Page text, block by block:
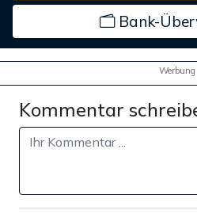
Bank-
Werbung
Kommentar